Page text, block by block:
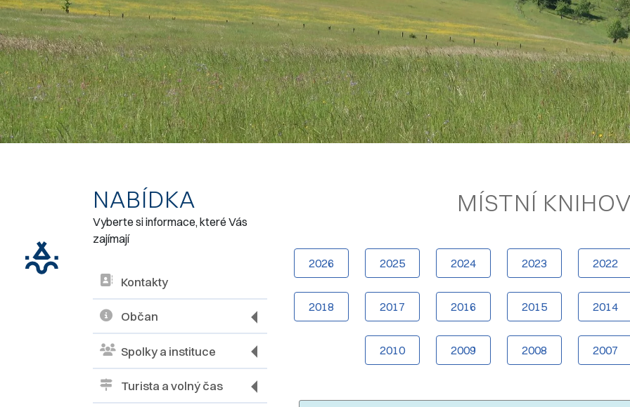
NABÍDKA
Vyberte si informace, které Vás
zajímají
Kontakty
Občan
Spolky a instituce
Turista a volný čas
MÍSTNÍ
2026 2025 2024 2023 2022
2018 2017 2016 2015 2014
2010 2009 2008 2007